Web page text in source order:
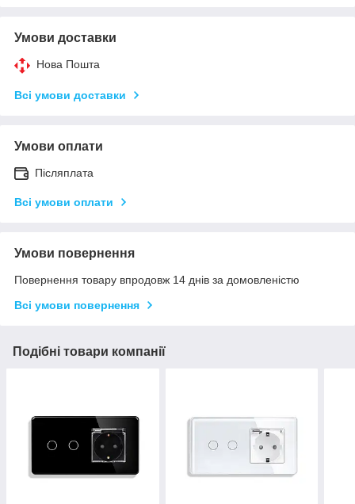
Умови доставки
Нова Пошта
Всі умови доставки
Умови оплати
Післяплата
Всі умови оплати
Умови повернення
Повернення товару впродовж 14 днів за домовленістю
Всі умови повернення
Подібні товари компанії